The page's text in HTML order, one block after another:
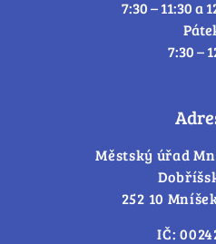
7:30 – 11:30 a
7:30 –
Městský úřad
252 10
IČ: